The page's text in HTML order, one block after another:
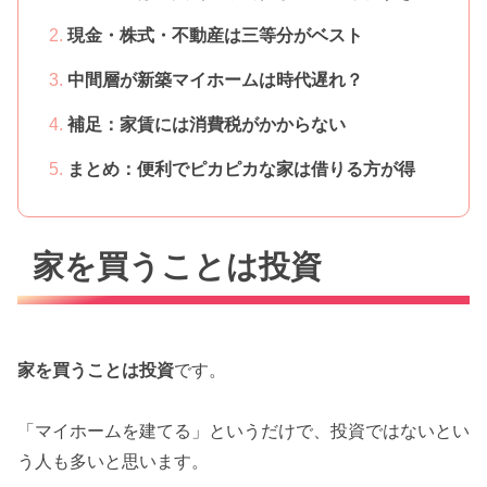
現金・株式・不動産は三等分がベスト
中間層が新築マイホームは時代遅れ？
補足：家賃には消費税がかからない
まとめ：便利でピカピカな家は借りる方が得
家を買うことは投資
家を買うことは投資です。
「マイホームを建てる」というだけで、投資ではないとい
う人も多いと思います。